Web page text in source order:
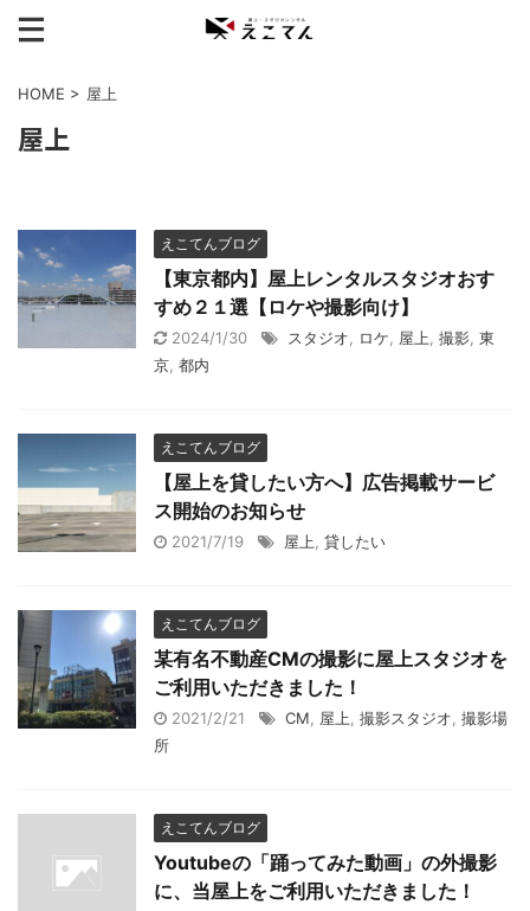
HOME > 屋上
屋上
えこてんブログ
【東京都内】屋上レンタルスタジオおす
すめ２１選【ロケや撮影向け】
2024/1/30 スタジオ ロケ 屋上 撮影 東
京 都内
えこてんブログ
【屋上を貸したい方へ】広告掲載サービ
ス開始のお知らせ
2021/7/19 屋上 貸したい
えこてんブログ
某有名不動産CMの撮影に屋上スタジオを
ご利用いただきました！
2021/2/21 CM 屋上 撮影スタジオ 撮影場
所
えこてんブログ
Youtubeの「踊ってみた動画」の外撮影
に、当屋上をご利用いただきました！